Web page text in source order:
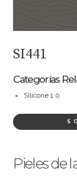
SI441
Categorías
Silicone 1.0
Pieles de